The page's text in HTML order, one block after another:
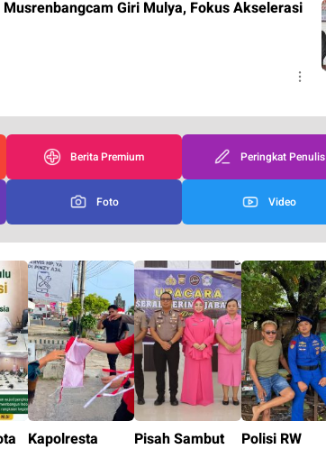
Giri Mulya, Fokus Akselerasi
Berita Premium Peringkat Penulis
Foto Video
Kapolresta
Pisah Sambut
Polisi RW